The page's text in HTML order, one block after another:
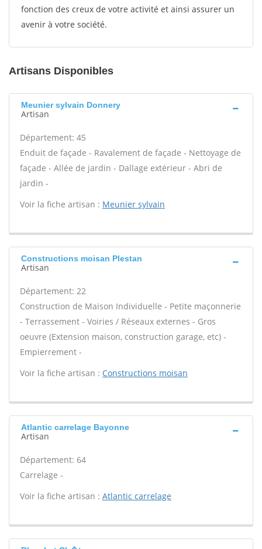
fonction des creux de votre activité et ainsi assurer un
avenir à votre société.
Artisans Disponibles
Meunier sylvain Donnery
Artisan
Département: 45
Enduit de façade - Ravalement de façade - Nettoyage de
façade - Allée de jardin - Dallage extérieur - Abri de
jardin -
Voir la fiche artisan : Meunier sylvain
Constructions moisan Plestan
Artisan
Département: 22
Construction de Maison Individuelle - Petite maçonnerie
- Terrassement - Voiries / Réseaux externes - Gros
oeuvre (Extension maison, construction garage, etc) -
Empierrement -
Voir la fiche artisan : Constructions moisan
Atlantic carrelage Bayonne
Artisan
Département: 64
Carrelage -
Voir la fiche artisan : Atlantic carrelage